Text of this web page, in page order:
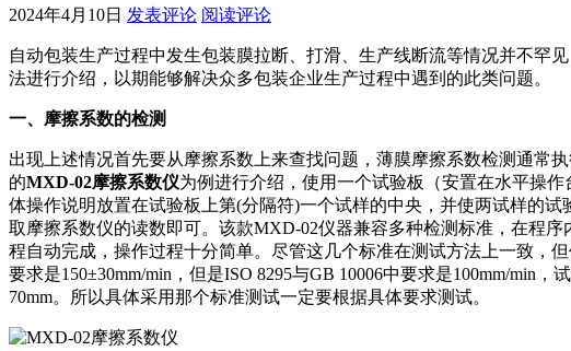
2024年4月10日 发表评论 阅读评论
自动包装生产过程中发生包装膜拉断、打滑、生产线断流等情况并不罕
法进行介绍，以期能够解决众多包装企业生产过程中遇到的此类问题。
一、摩擦系数的检测
出现上述情况首先要从摩擦系数上来查找问题，薄膜摩擦系数检测通常
的MXD-02摩擦系数仪为例进行介绍，使用一个试验板（安置在水平操
体操作说明放置在试验板上第(分隔符)一个试样的中央，并使两试样的
取摩擦系数仪的读数即可。该款MXD-02仪器兼容多种检测标准，在程
程自动完成，操作过程十分简单。尽管这几个标准在测试方法上一致，
要求是150±30mm/min，但是ISO 8295与GB 10006中要求是100mm/min
70mm。所以具体采用那个标准测试一定要根据具体要求测试。